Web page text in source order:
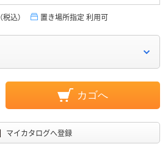
（税込） 置き場所指定 利用可
カゴへ
マイカタログへ登録